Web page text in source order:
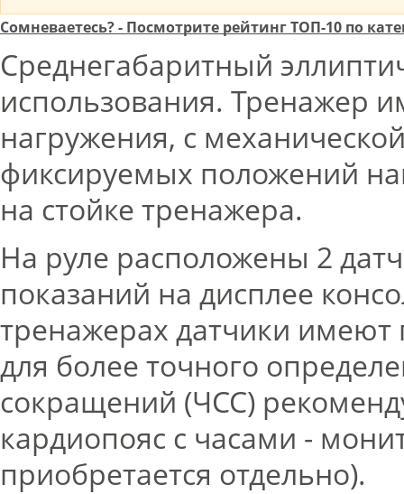
Сомневаетесь? - Посмотрите рейтинг ТОП-10 по
Среднегабаритный
использования. Тренажер
нагружения, с
фиксируемых положений
на стойке тренажера.
На руле расположены 2
показаний на дисплее
тренажерах датчики
для более точного
сокращений (ЧСС)
кардиопояс с часами -
приобретается отдельно).